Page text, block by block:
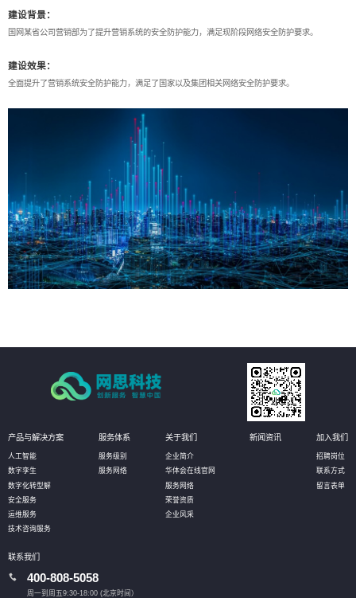
建设背景：
国网某省公司营销部为了提升营销系统的安全防护能力，满足现阶段网络安全防护要求。
建设效果：
全面提升了营销系统安全防护能力，满足了国家以及集团相关网络安全防护要求。
产品与解决方案
人工智能
数字孪生
数字化转型解
安全服务
运维服务
技术咨询服务
服务体系
服务级别
服务网络
关于我们
企业简介
华体会在线官网
服务网络
荣誉资质
企业风采
新闻资讯 加入我们
招聘岗位
联系方式
留言表单
联系我们
400-808-5058
周一到周五9:30-18:00 (北京时间）